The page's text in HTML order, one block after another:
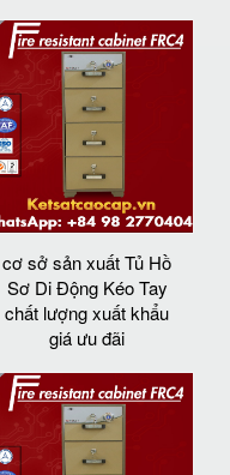
cơ sở sản xuất Tủ Hồ
Sơ Di Động Kéo Tay
chất lượng xuất khẩu
giá ưu đãi